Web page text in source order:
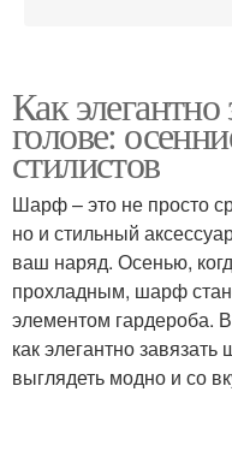
Тёмные цвета
Как
голове:
стилистов
Шарф – это не просто
но и стильный
ваш наряд. Осенью,
прохладным, шарф
элементом гардероба.
как элегантно
выглядеть модно и со